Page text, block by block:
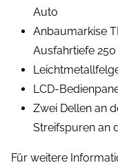
Auto
Anbaumarkise
Ausfahrtiefe
LCD-
Zwei Dellen an
Streifspuren an
Für weitere